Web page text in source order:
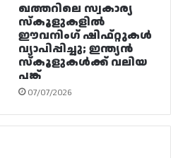
ഖത്തറിലെ സ്വകാര്യ
സ്കൂളുകളിൽ
ഈവനിംഗ് ഷിഫ്റ്റുകൾ
വ്യാപിപ്പിച്ചു; ഇന്ത്യൻ
സ്കൂളുകൾക്ക് വലിയ
പങ്ക്
07/07/2026